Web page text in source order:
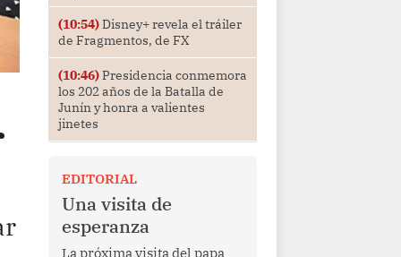
(10:54)Disney+ revela el tráiler
de Fragmentos, de FX
(10:46)Presidencia conmemora
los 202 años de la Batalla de
Junín y honra a valientes
jinetes
EDITORIAL
Una visita de
esperanza
La próxima visita del papa